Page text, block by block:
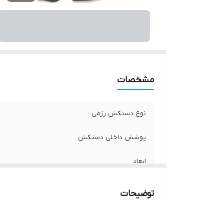
مشخصات
نوع دستکش رزمی
پوشش داخلی دستکش
ابعاد
توضیحات